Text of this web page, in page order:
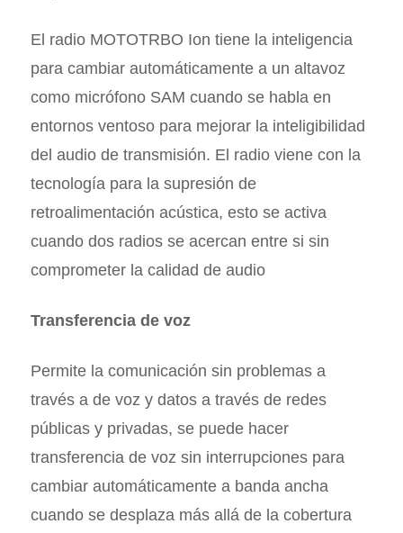
El radio MOTOTRBO Ion tiene la inteligencia
para cambiar automáticamente a un altavoz
como micrófono SAM cuando se habla en
entornos ventoso para mejorar la inteligibilidad
del audio de transmisión. El radio viene con la
tecnología para la supresión de
retroalimentación acústica, esto se activa
cuando dos radios se acercan entre si sin
comprometer la calidad de audio
Transferencia de voz
Permite la comunicación sin problemas a
través a de voz y datos a través de redes
públicas y privadas, se puede hacer
transferencia de voz sin interrupciones para
cambiar automáticamente a banda ancha
cuando se desplaza más allá de la cobertura